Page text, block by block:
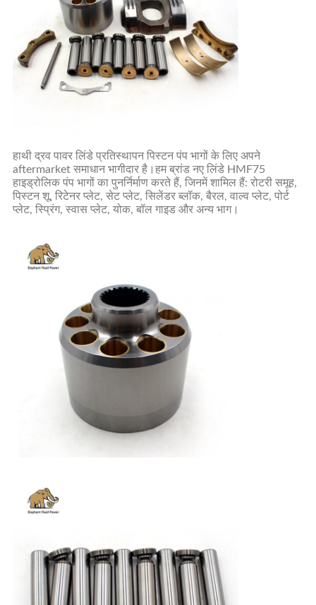
हाथी द्रव पावर लिंडे प्रतिस्थापन पिस्टन पंप भागों के लिए अपने
aftermarket समाधान भागीदार है।हम ब्रांड नए लिंडे HMF75
हाइड्रोलिक पंप भागों का पुनर्निर्माण करते हैं, जिनमें शामिल हैं: रोटरी समूह,
पिस्टन शू, रिटेनर प्लेट, सेट प्लेट, सिलेंडर ब्लॉक, बैरल, वाल्व प्लेट, पोर्ट
प्लेट, स्प्रिंग, स्वास प्लेट, योक, बॉल गाइड और अन्य भाग।